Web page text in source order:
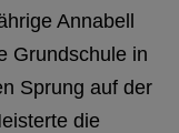
Annabell
Grundschule in
Sprung auf der
die